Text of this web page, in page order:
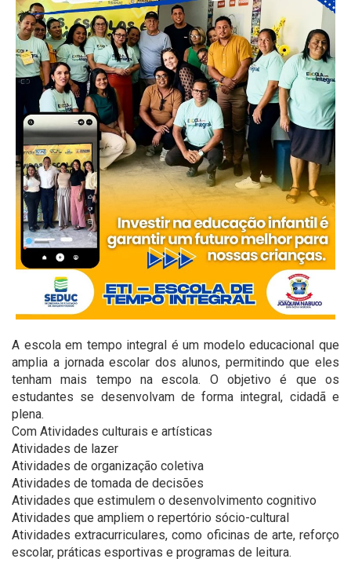
A escola em tempo integral é um modelo educacional que
amplia a jornada escolar dos alunos, permitindo que eles
tenham mais tempo na escola. O objetivo é que os
estudantes se desenvolvam de forma integral, cidadã e
plena.
Com Atividades culturais e artísticas
Atividades de lazer
Atividades de organização coletiva
Atividades de tomada de decisões
Atividades que estimulem o desenvolvimento cognitivo
Atividades que ampliem o repertório sócio-cultural
Atividades extracurriculares, como oficinas de arte, reforço
escolar, práticas esportivas e programas de leitura.